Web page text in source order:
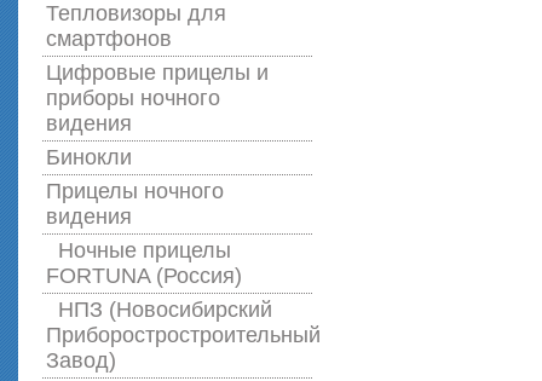
Тепловизоры для
смартфонов
Цифровые прицелы и
приборы ночного
видения
Бинокли
Прицелы ночного
видения
Ночные прицелы
FORTUNA (Россия)
НПЗ (Новосибирский
Приборостростроительный
Завод)